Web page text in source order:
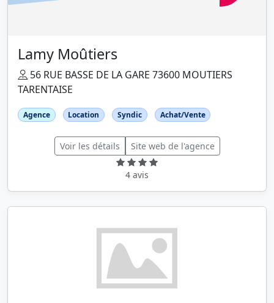
Lamy Moûtiers
56 RUE BASSE DE LA GARE 73600 MOUTIERS
TARENTAISE
Agence Location Syndic Achat/Vente
Voir les détails Site web de l'agence
4 avis